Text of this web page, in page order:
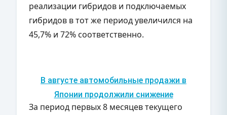
реализации гибридов и подключаемых
гибридов в тот же период увеличился на
45,7% и 72% соответственно.
В августе автомобильные продажи в
Японии продолжили снижение
За период первых 8 месяцев текущего